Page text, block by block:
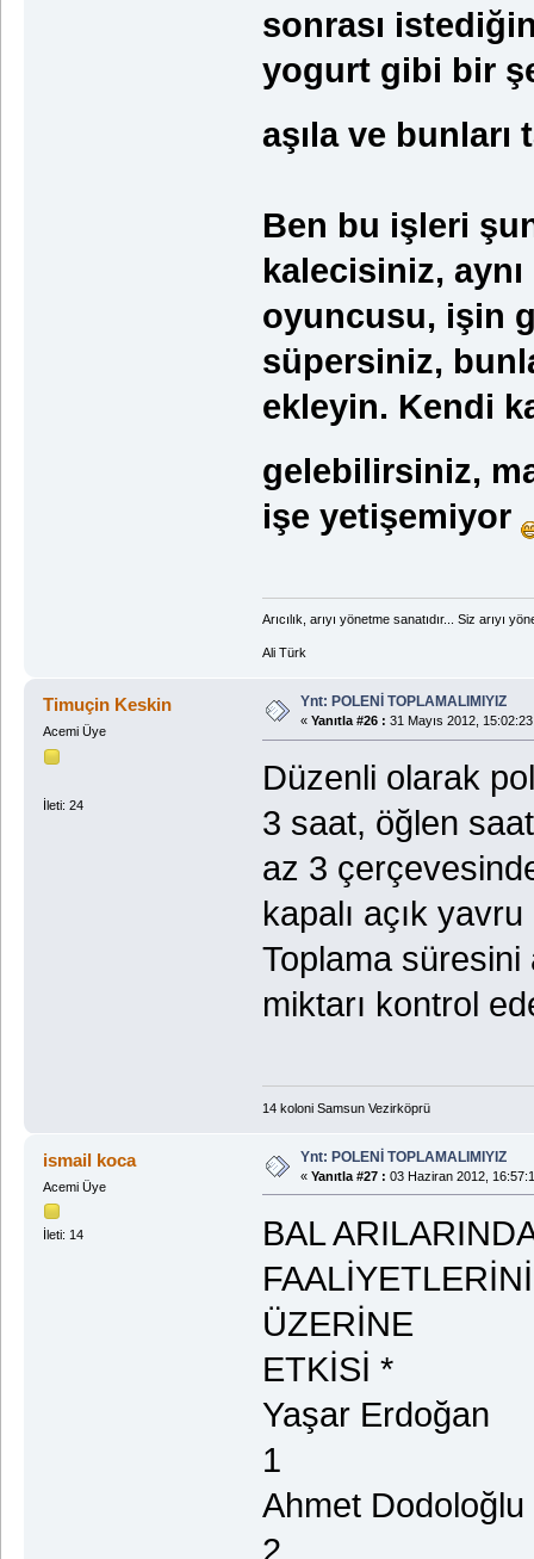
sonrası
yogurt gibi bir
aşıla ve
Ben bu işleri
kalecisiniz,
oyuncusu, işin
süpersiniz,
ekleyin. Kendi
gelebilirsiniz,
işe yetişemiyor
Arıcılık, arıyı yönetme sanatıdır... Siz arıyı
Ali Türk
Timuçin Keskin
Acemi Üye
İleti: 24
Ynt: POLENİ TOPLAMALIMIYIZ
« Yanıtla #26 : 31 Mayıs 2012,
Düzenli olarak
3 saat, öğlen
az 3
kapalı açık
Toplama süresini
miktarı kontrol
14 koloni Samsun Vezirköprü
ismail koca
Acemi Üye
İleti: 14
Ynt: POLENİ TOPLAMALIMIYIZ
« Yanıtla #27 : 03 Haziran 2012,
BAL
ÜZERİNE
ETKİSİ *
Yaşar Erdoğan
1
Ahmet Dodoloğlu
2